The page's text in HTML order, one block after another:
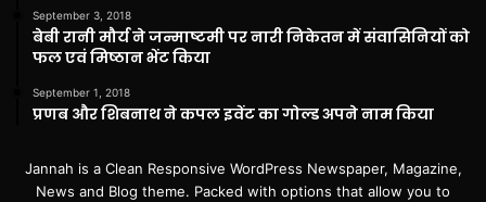
September 3, 2018
बेबी रानी मौर्य ने जन्माष्टमी पर नारी निकेतन में संवासिनियों को
फल एवं मिष्ठान भेंट किया
September 1, 2018
प्रणब और शिबनाथ ने कपल इवेंट का गोल्ड अपने नाम किया
Jannah is a Clean Responsive WordPress Newspaper, Magazine,
News and Blog theme. Packed with options that allow you to